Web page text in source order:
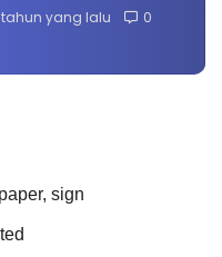
tahun yang lalu 0